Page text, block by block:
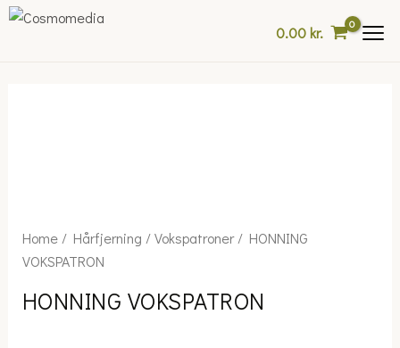
Skip
0.00kr.
Home/ Hårfjerning /Vokspatroner/ HONNING
VOKSPATRON
HONNING VOKSPATRON
Price
through
HONNING
VOKSPATRON